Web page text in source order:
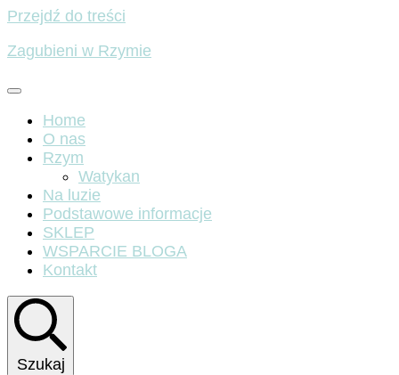
Przejdź do treści
Zagubieni w Rzymie
Home
O nas
Rzym
Watykan
Na luzie
Podstawowe informacje
SKLEP
WSPARCIE BLOGA
Kontakt
Szukaj